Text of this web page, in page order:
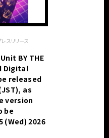
レスリリース
BY THE
Digital
released
as
version
be
(Wed) 2026